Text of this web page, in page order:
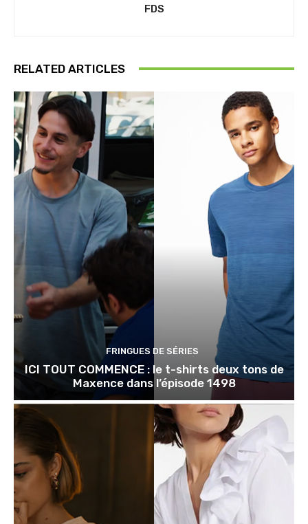
FDS
RELATED ARTICLES
FRINGUES DE SÉRIES
ICI TOUT COMMENCE : le t-shirts deux tons de
Maxence dans l’épisode 1498